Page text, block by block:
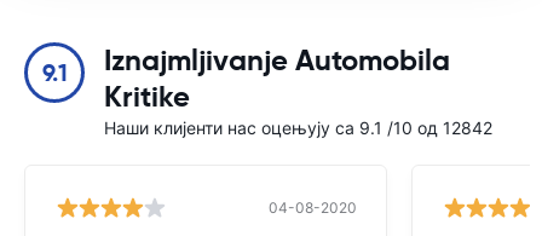
9.1
Iznajmljivanje Automobila
Kritike
Наши клијенти нас оцењују са 9.1 /10 од 12842
04-08-2020